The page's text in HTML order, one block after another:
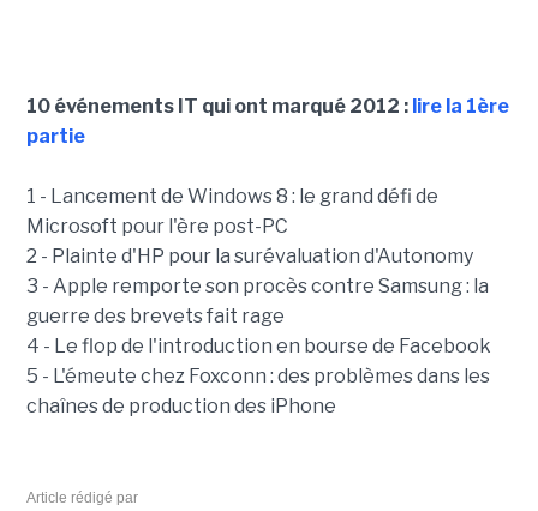
10 événements IT qui ont marqué 2012 : lire la 1ère
partie
1 - Lancement de Windows 8 : le grand défi de
Microsoft pour l'ère post-PC
2 - Plainte d'HP pour la surévaluation d'Autonomy
3 - Apple remporte son procès contre Samsung : la
guerre des brevets fait rage
4 - Le flop de l'introduction en bourse de Facebook
5 - L'émeute chez Foxconn : des problèmes dans les
chaînes de production des iPhone
Article rédigé par